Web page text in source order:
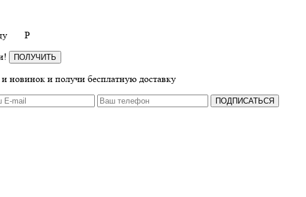
P
ПОЛУЧИТЬ
новинок и получи бесплатную доставку
ПОДПИСАТЬСЯ